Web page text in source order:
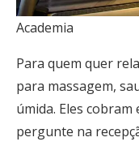
Academia
Para quem quer
para massagem,
úmida. Eles
pergunte na